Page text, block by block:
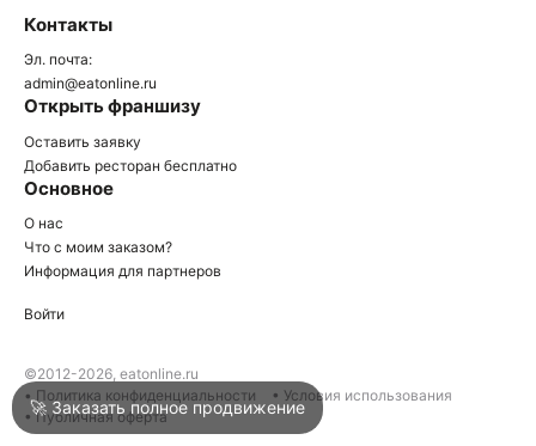
Войти
Написать в техподдержку
Контакты
Эл. почта:
admin@eatonline.ru
Открыть франшизу
Оставить заявку
Добавить ресторан бесплатно
Основное
О нас
Что с моим заказом?
Информация для партнеров
Войти
©2012-2026, eatonline.ru
• Политика конфиденциальности
• Условия использования
• Публичная оферта
🚀 Заказать полное продвижение